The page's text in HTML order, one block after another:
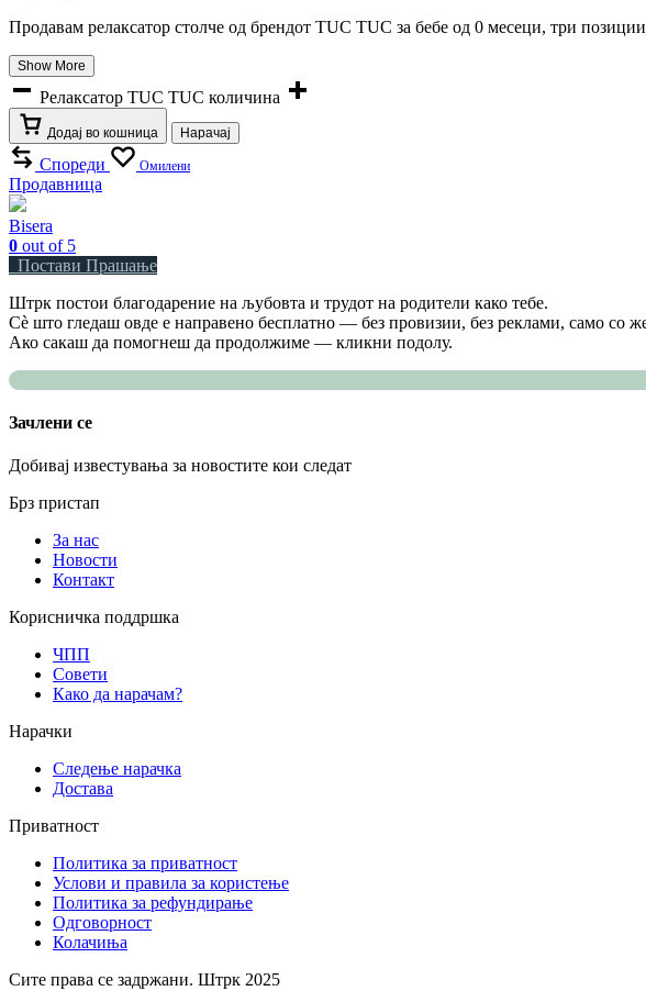
Продавам релаксатор столче од брендот TUC TUC за бебе од 0 месеци, три
Show More
Релаксатор TUC TUC количина
Додај во кошница Нарачај
Спореди Омилени
Продавница
Bisera
0 out of 5
Постави Прашање
Штрк постои благодарение на љубовта и трудот на родители како тебе.
Сè што гледаш овде е направено бесплатно — без провизии, без реклами, само со
Ако сакаш да помогнеш да продолжиме — кликни подолу.
Зачлени се
Добивај известувања за новостите кои следат
Брз пристап
За нас
Новости
Контакт
Корисничка поддршка
ЧПП
Совети
Како да нарачам?
Нарачки
Следење нарачка
Достава
Приватност
Политика за приватност
Услови и правила за користење
Политика за рефундирање
Одговорност
Колачиња
Сите права се задржани. Штрк 2025